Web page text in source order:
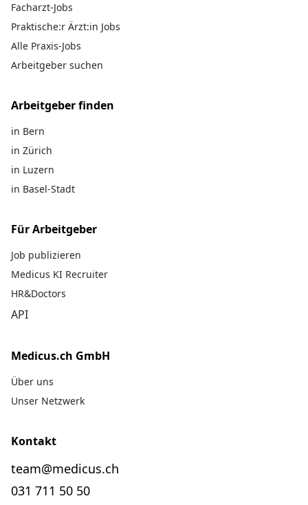
Facharzt-Jobs
Praktische:r Ärzt:in Jobs
Alle Praxis-Jobs
Arbeitgeber suchen
Arbeitgeber finden
in Bern
in Zürich
in Luzern
in Basel-Stadt
Für Arbeitgeber
Job publizieren
Medicus KI Recruiter
HR&Doctors
API
Medicus.ch GmbH
Über uns
Unser Netzwerk
Kontakt
team@medicus.ch
031 711 50 50